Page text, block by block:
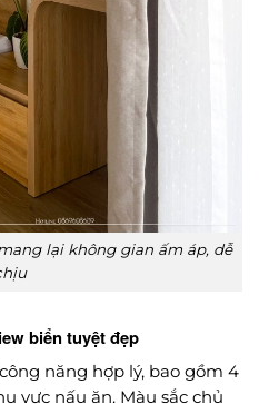
lại không gian ấm áp, dễ
biển tuyệt đẹp
năng hợp lý, bao gồm 4
vực nấu ăn. Màu sắc chủ